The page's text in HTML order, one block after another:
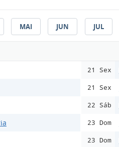
MAI JUN JUL
21 Sex
21 Sex
22 Sáb
23 Dom
23 Dom